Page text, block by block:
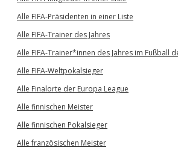
Alle FIFA-Präsidenten in einer Liste
Alle FIFA-Trainer des Jahres
Alle FIFA-Trainer*innen des Jahres im Fußball
Alle FIFA-Weltpokalsieger
Alle Finalorte der Europa League
Alle finnischen Meister
Alle finnischen Pokalsieger
Alle französischen Meister